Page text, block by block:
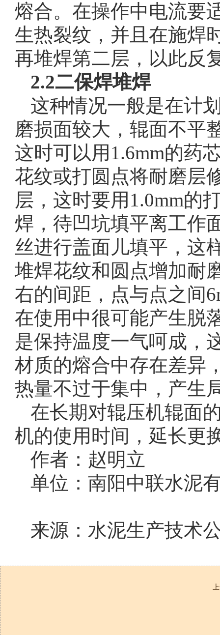
熔合。在操作中电流要
生热裂纹，并且在施焊
再堆焊第二层，以此反
2.2二保焊堆焊
这种情况一般是在计
磨损面较大，辊面不平
这时可以用1.6mm的药
花纹或打圆点将耐磨层
层，这时要用1.0mm的
焊，待凹坑填平离工作
丝进行盖面儿填平，这
堆焊花纹和圆点增加耐
右的间距，点与点之间
在使用中很可能产生脱
是保持温度一气呵成，
材质的熔合中存在差异
热量不过于集中，产
在长期对辊压机辊面
机的使用时间，延长更
作者：赵明立
单位：南阳中联水泥
来源：水泥生产技术